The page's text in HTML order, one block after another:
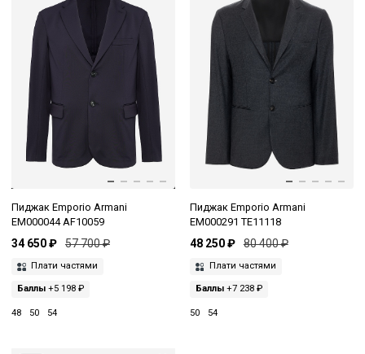
Пиджак Emporio Armani
EM000044 AF10059
34 650 ₽ 57 700 ₽
Плати частями
Баллы +5 198 ₽
48 50 54
Пиджак Emporio Armani
EM000291 TE11118
48 250 ₽ 80 400 ₽
Плати частями
Баллы+7 238 ₽
50 54